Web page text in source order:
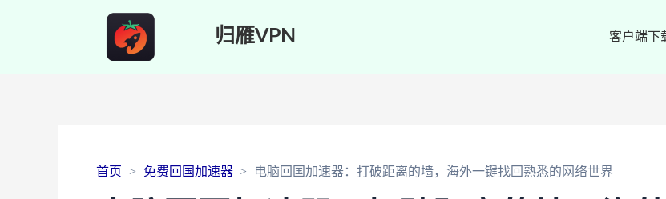
归雁VPN 客户端下
首页 免费回国加速器 电脑回国加速器：打破距离的墙，海外一键找回熟悉的网络世界